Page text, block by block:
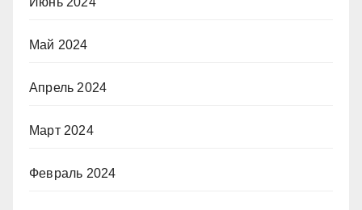
Май 2024
Апрель 2024
Март 2024
Февраль 2024